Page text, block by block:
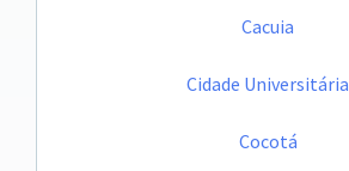
Cacuia
Cidade Universitária
Cocotá